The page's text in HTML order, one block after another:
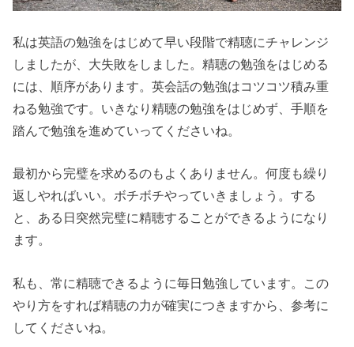
私は英語の勉強をはじめて早い段階で精聴にチャレンジ
しましたが、大失敗をしました。精聴の勉強をはじめる
には、順序があります。英会話の勉強はコツコツ積み重
ねる勉強です。いきなり精聴の勉強をはじめず、手順を
踏んで勉強を進めていってくださいね。
最初から完璧を求めるのもよくありません。何度も繰り
返しやればいい。ボチボチやっていきましょう。する
と、ある日突然完璧に精聴することができるようになり
ます。
私も、常に精聴できるように毎日勉強しています。この
やり方をすれば精聴の力が確実につきますから、参考に
してくださいね。